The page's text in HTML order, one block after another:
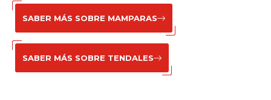
SABER MÁS SOBRE MAMPARAS
SABER MÁS SOBRE TENDALES